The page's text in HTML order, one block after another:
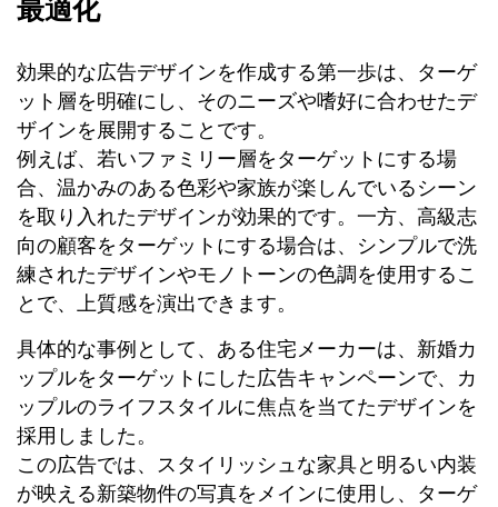
最適化
効果的な広告デザインを作成する第一歩は、ターゲ
ット層を明確にし、そのニーズや嗜好に合わせたデ
ザインを展開することです。
例えば、若いファミリー層をターゲットにする場
合、温かみのある色彩や家族が楽しんでいるシーン
を取り入れたデザインが効果的です。一方、高級志
向の顧客をターゲットにする場合は、シンプルで洗
練されたデザインやモノトーンの色調を使用するこ
とで、上質感を演出できます。
具体的な事例として、ある住宅メーカーは、新婚カ
ップルをターゲットにした広告キャンペーンで、カ
ップルのライフスタイルに焦点を当てたデザインを
採用しました。
この広告では、スタイリッシュな家具と明るい内装
が映える新築物件の写真をメインに使用し、ターゲ